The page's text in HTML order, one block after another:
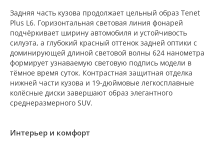
Задняя часть кузова продолжает цельный образ Tenet
Plus L6. Горизонтальная световая линия фонарей
подчёркивает ширину автомобиля и устойчивость
силуэта, а глубокий красный оттенок задней оптики с
доминирующей длиной световой волны 624 нанометра
формирует узнаваемую световую подпись модели в
тёмное время суток. Контрастная защитная отделка
нижней части кузова и 19-дюймовые легкосплавные
колёсные диски завершают образ элегантного
среднеразмерного SUV.
Интерьер и комфорт